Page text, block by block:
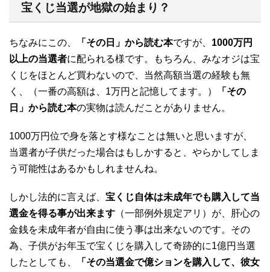
宝くじ当選が地獄の始まり？
ちなみにこの、 「その日」から読む本ですが、 1000万円
以上の当選者に配られる様です。もちろん、みなオジは宝
くじをほとんど買わないので、当然高額当選の経験も無
く、（一番の高額は、1万円と記憶してます。）
「その
日」から読む本の実物は読んだことがありません。
1000万円位で身を落とす様なことは無いと思いますが、
当選者が子供だった場合はもしかすると、やらかしてしま
う可能性はあるかもしれませんね。
しかし法的に言えば、 宝くじ自体は未成年でも購入して当
選金を得る事が出来ます （一部例外規定アリ）が、肝心の
金銭を未成年者が自由に使う事は出来ないのです。その
為、子供がお年玉で宝くじを購入して奇跡的に1億円当選
したとしても、
「その当選金で億ションを購入して、彼女